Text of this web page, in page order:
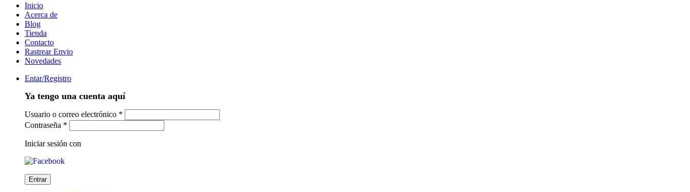
Inicio
Acerca de
Blog
Tienda
Contacto
Rastrear Envio
Novedades
Entar/Registro
Ya tengo una cuenta aquí
Usuario o correo electrónico *
Contraseña *
Iniciar sesión con